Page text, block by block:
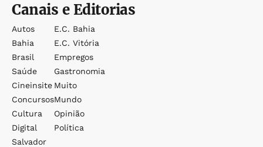
Canais e Editorias
Autos
Bahia
Brasil
Saúde
Cineinsite
Concursos
Cultura
Digital
Salvador
E.c. Bahia
E.c. Vitória
Empregos
Gastronomia
Muito
Mundo
Opinião
Política